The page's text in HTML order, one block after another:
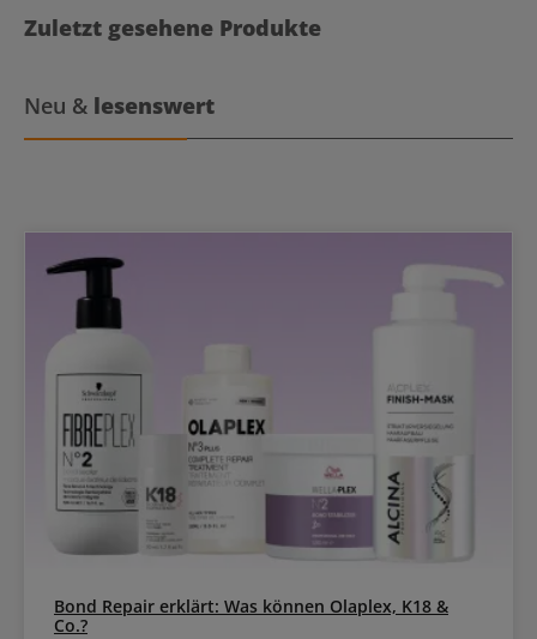
Zuletzt gesehene Produkte
Neu & lesenswert
Bond Repair erklärt: Was können Olaplex, K18 &
Co.?